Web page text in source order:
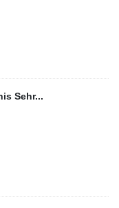
Sehr...